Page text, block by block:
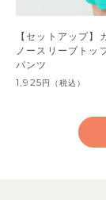
【セットアップ】
ノースリーブトッ
パンツ
1,925円 （税込）